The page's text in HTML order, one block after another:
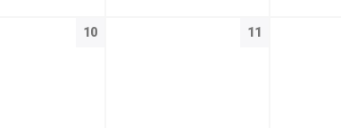
10 11